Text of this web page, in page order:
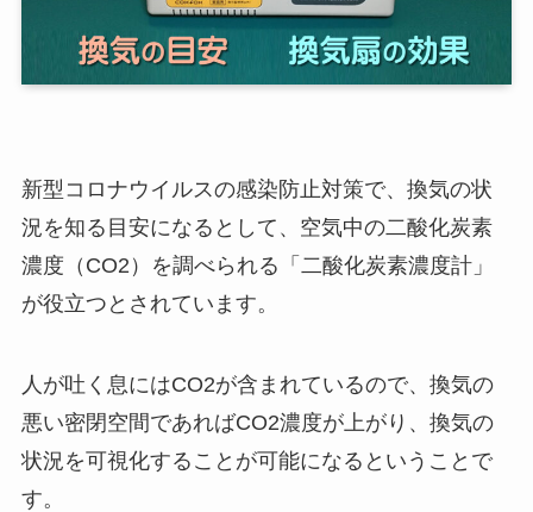
新型コロナウイルスの感染防止対策で、換気の状
況を知る目安になるとして、空気中の二酸化炭素
濃度（CO2）を調べられる「二酸化炭素濃度計」
が役立つとされています。
人が吐く息にはCO2が含まれているので、換気の
悪い密閉空間であればCO2濃度が上がり、換気の
状況を可視化することが可能になるということで
す。